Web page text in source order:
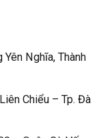
Nghĩa, Thành
Chiểu – Tp. Đà